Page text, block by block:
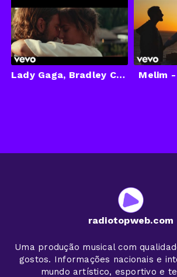
Lady Gaga, Bradley Cooper - Shallow (from A Star Is Born) (Official Music Video) Melim -
radiotopweb.com
Uma produção musical com
gostos. Informações nacionais e
mundo artístico, esportivo e